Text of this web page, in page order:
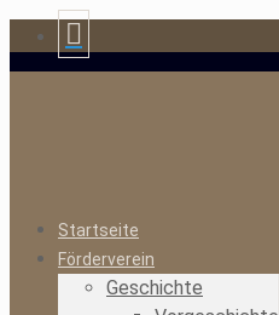
Startseite
Förderverein
Geschichte